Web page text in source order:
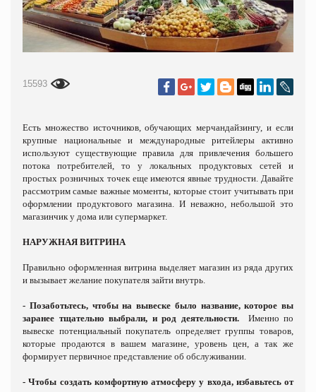
15593
Есть множество источников, обучающих мерчандайзингу, и если
крупные национальные и международные ритейлеры активно
используют существующие правила для привлечения большего
потока потребителей, то у локальных продуктовых сетей и
простых розничных точек еще имеются явные трудности. Давайте
рассмотрим самые важные моменты, которые стоит учитывать при
оформлении продуктового магазина. И неважно, небольшой это
магазинчик у дома или супермаркет.
НАРУЖНАЯ ВИТРИНА
Правильно оформленная витрина выделяет магазин из ряда других
и вызывает желание покупателя зайти внутрь.
- Позаботьтесь, чтобы на вывеске было название, которое вы
заранее тщательно выбрали, и род деятельности.
Именно по
вывеске потенциальный покупатель определяет группы товаров,
которые продаются в вашем магазине, уровень цен, а так же
формирует первичное представление об обслуживании.
- Чтобы создать комфортную атмосферу у входа, избавьтесь от